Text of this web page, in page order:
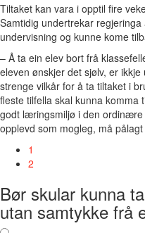
Tiltaket kan vara i opptil fire
Samtidig undertrekar
undervisning og kunne kome
– Å ta ein elev bort frå
eleven ønskjer det sjølv, er
strenge vilkår for å ta tiltaket i
fleste tilfella skal kunna komma
godt læringsmiljø i den ordinære
opplevd som mogleg, må
1
2
Bør skular kunna
utan samtykke frå